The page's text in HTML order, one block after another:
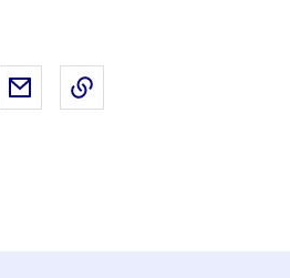
X (anciennement Twitter)
sur LinkedIn
Partager par email